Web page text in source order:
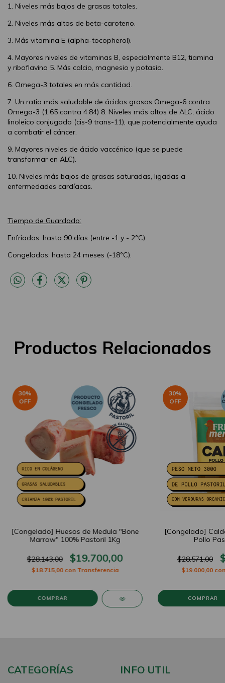
1. Niveles más bajos de grasas totales.
2. Niveles más altos de beta-caroteno.
3. Más vitamina E (alpha-tocopherol).
4. Mayores niveles de vitaminas B, especialmente B12, tiamina
y riboflavina 5. Más calcio, magnesio y potasio.
6. Omega-3 totales en más cantidad.
7. Un ratio más saludable de ácidos grasos Omega-6 contra
Omega-3 (1.65 contra 4.84) 8. Niveles más altos de ALC, ácido
linoleico conjugado (cis-9 trans-11), que potencialmente ayuda
a combatir el cáncer.
9. Mayores niveles de ácido vaccénico (que se puede
transformar en ALC).
10. Niveles más bajos de grasas saturadas, ligadas a
enfermedades cardíacas.
Tiempo de Guardado:
Enfriados: hasta 90 días (entre -1 y - 2°C).
Congelados: hasta 24 meses (-18°C).
Productos Relacionados
30%
OFF
[Congelado] Huesos de Medula "Bone
Marrow" 100% Pastoril 1Kg
$28.143,00 $19.700,00
$18.715,00 con Transferencia
30%
OFF
[Congelado]
Pollo
$28.571,00
$19.000,00 con
CATEGORÍAS INFO UTIL